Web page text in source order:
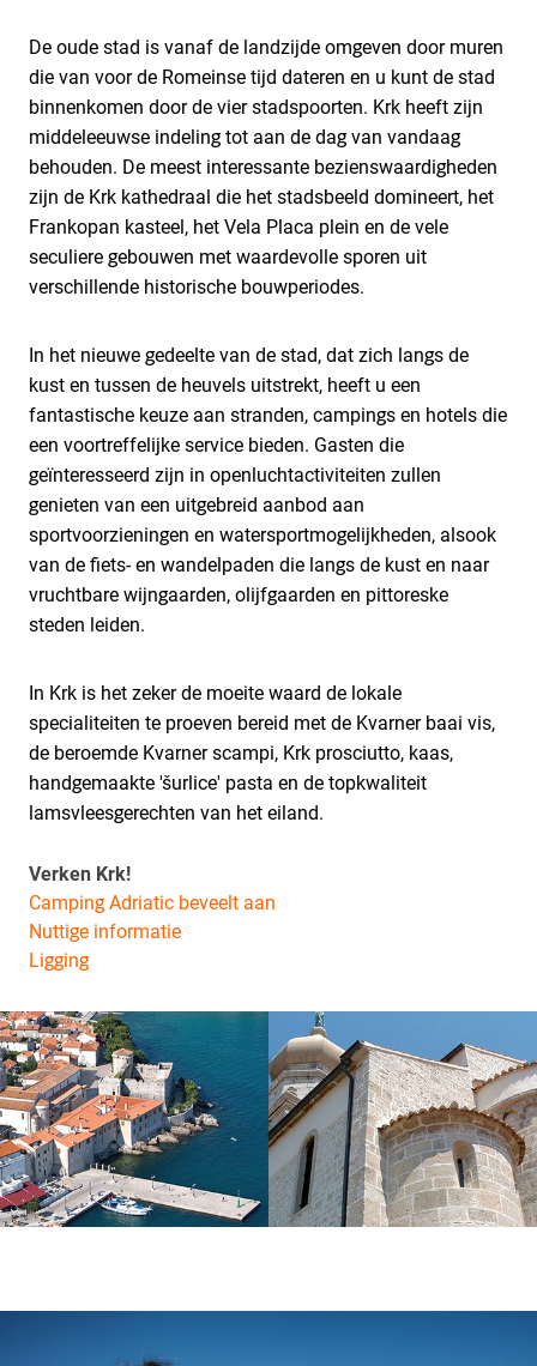
De oude stad is vanaf de landzijde omgeven door muren
die van voor de Romeinse tijd dateren en u kunt de stad
binnenkomen door de vier stadspoorten. Krk heeft zijn
middeleeuwse indeling tot aan de dag van vandaag
behouden. De meest interessante bezienswaardigheden
zijn de Krk kathedraal die het stadsbeeld domineert, het
Frankopan kasteel, het Vela Placa plein en de vele
seculiere gebouwen met waardevolle sporen uit
verschillende historische bouwperiodes.
In het nieuwe gedeelte van de stad, dat zich langs de
kust en tussen de heuvels uitstrekt, heeft u een
fantastische keuze aan stranden, campings en hotels die
een voortreffelijke service bieden. Gasten die
geïnteresseerd zijn in openluchtactiviteiten zullen
genieten van een uitgebreid aanbod aan
sportvoorzieningen en watersportmogelijkheden, alsook
van de fiets- en wandelpaden die langs de kust en naar
vruchtbare wijngaarden, olijfgaarden en pittoreske
steden leiden.
In Krk is het zeker de moeite waard de lokale
specialiteiten te proeven bereid met de Kvarner baai vis,
de beroemde Kvarner scampi, Krk prosciutto, kaas,
handgemaakte 'šurlice' pasta en de topkwaliteit
lamsvleesgerechten van het eiland.
Verken Krk!
Camping Adriatic beveelt aan
Nuttige informatie
Ligging